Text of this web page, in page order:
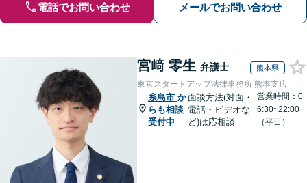
電話でお問い合わせ メールでお問い合わせ
宮﨑 零生 弁護士 熊本県
東京スタートアップ法律事務所 熊本支店
糸島市 か
らも相談
受付中
面談方法(対面・
電話・ビデオな
ど)は応相談
営業時間：0
6:30~22:00
（平日）